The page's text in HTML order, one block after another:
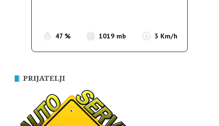
47 % 1019 mb 3 Km/h
PRIJATELJI